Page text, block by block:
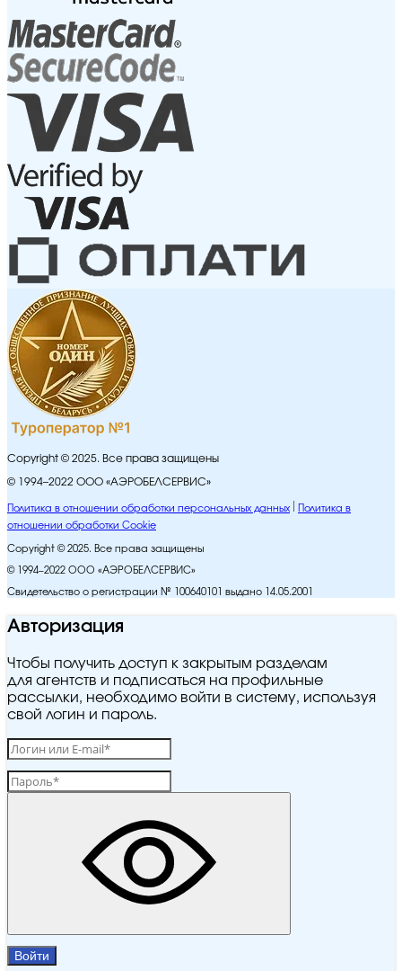
Copyright © 2025. Все права защищены
© 1994–2022 ООО «АЭРОБЕЛСЕРВИС»
Политика в отношении обработки персональных данных
Политика в
отношении обработки Cookie
Copyright © 2025. Все права защищены
© 1994–2022 ООО «АЭРОБЕЛСЕРВИС»
Свидетельство о регистрации № 100640101 выдано 14.05.2001
Авторизация
Чтобы получить доступ к закрытым разделам
для агентств и подписаться на профильные
рассылки, необходимо войти в систему, используя
свой логин и пароль.
Войти